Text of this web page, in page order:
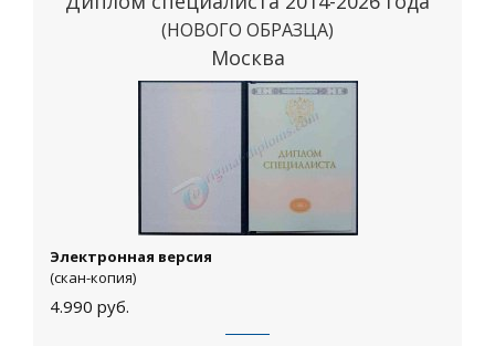
(НОВОГО ОБРАЗЦА)
Москва
Электронная версия
(скан-копия)
4.990 руб.